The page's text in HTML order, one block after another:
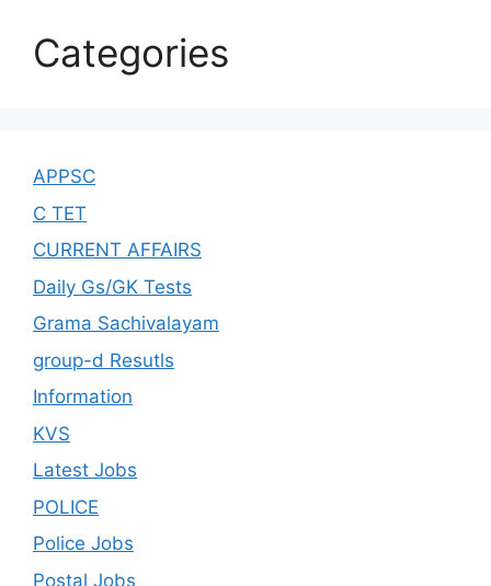
Categories
APPSC
C TET
CURRENT AFFAIRS
Daily Gs/GK Tests
Grama Sachivalayam
group-d Resutls
Information
KVS
Latest Jobs
POLICE
Police Jobs
Postal Jobs